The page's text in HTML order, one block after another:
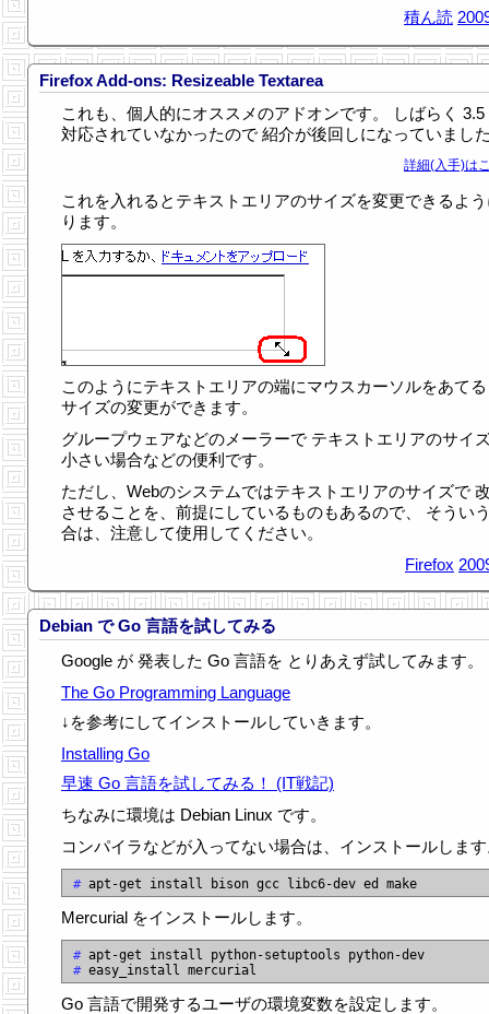
積ん読
Firefox Add-ons: Resizeable Textarea
これも、個人的にオススメのアドオンです。 しばらく 3.5
対応されていなかったので 紹介が後回しになっていまし
詳細(入手)は
これを入れるとテキストエリアのサイズを変更できるよ
ります。
このようにテキストエリアの端にマウスカーソルをあて
サイズの変更ができます。
グループウェアなどのメーラーで テキストエリアのサイ
小さい場合などの便利です。
ただし、Webのシステムではテキストエリアのサイズで
させることを、前提にしているものもあるので、 そうい
合は、注意して使用してください。
Firefox
Debian で Go 言語を試してみる
Google が 発表した Go 言語を とりあえず試してみます。
The Go Programming Language
↓を参考にしてインストールしていきます。
Installing Go
早速 Go 言語を試してみる！ (IT戦記)
ちなみに環境は Debian Linux です。
コンパイラなどが入ってない場合は、インストールしま
#
Mercurial をインストールします。
#
#
Go 言語で開発するユーザの環境変数を設定します。